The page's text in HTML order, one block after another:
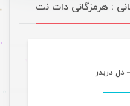
: هرمزگانی دات نت
دل دربدر